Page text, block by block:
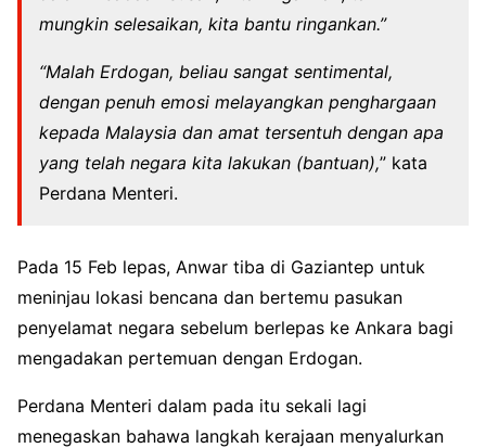
mungkin selesaikan, kita bantu ringankan.”
“Malah Erdogan, beliau sangat sentimental,
dengan penuh emosi melayangkan penghargaan
kepada Malaysia dan amat tersentuh dengan apa
yang telah negara kita lakukan (bantuan),” kata
Perdana Menteri.
Pada 15 Feb lepas, Anwar tiba di Gaziantep untuk
meninjau lokasi bencana dan bertemu pasukan
penyelamat negara sebelum berlepas ke Ankara bagi
mengadakan pertemuan dengan Erdogan.
Perdana Menteri dalam pada itu sekali lagi
menegaskan bahawa langkah kerajaan menyalurkan